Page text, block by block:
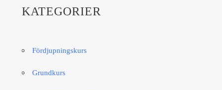
KATEGORIER
Fördjupningskurs
Grundkurs